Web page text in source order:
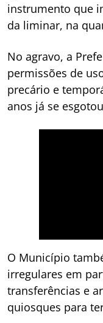
instrumento que
da liminar, na
No agravo, a
permissões de
precário e
anos já se
O Município
irregulares em
transferências e
quiosques para